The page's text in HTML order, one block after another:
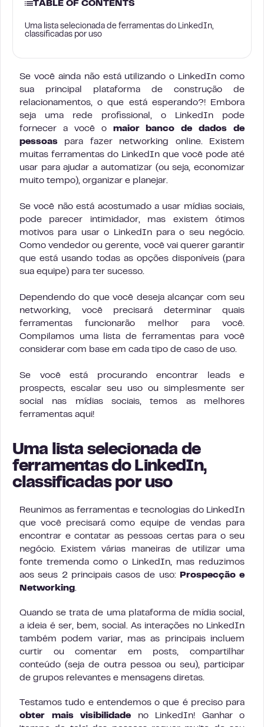
TABLE OF CONTENTS
Uma lista selecionada de ferramentas do LinkedIn,
classificadas por uso
Se você ainda não está utilizando o LinkedIn como
sua principal plataforma de construção de
relacionamentos, o que está esperando?! Embora
seja uma rede profissional, o LinkedIn pode
fornecer a você o maior banco de dados de
pessoas para fazer networking online. Existem
muitas ferramentas do LinkedIn que você pode até
usar para ajudar a automatizar (ou seja, economizar
muito tempo), organizar e planejar.
Se você não está acostumado a usar mídias sociais,
pode parecer intimidador, mas existem ótimos
motivos para usar o LinkedIn para o seu negócio.
Como vendedor ou gerente, você vai querer garantir
que está usando todas as opções disponíveis (para
sua equipe) para ter sucesso.
Dependendo do que você deseja alcançar com seu
networking, você precisará determinar quais
ferramentas funcionarão melhor para você.
Compilamos uma lista de ferramentas para você
considerar com base em cada tipo de caso de uso.
Se você está procurando encontrar leads e
prospects, escalar seu uso ou simplesmente ser
social nas mídias sociais, temos as melhores
ferramentas aqui!
Uma lista selecionada de
ferramentas do LinkedIn,
classificadas por uso
Reunimos as ferramentas e tecnologias do LinkedIn
que você precisará como equipe de vendas para
encontrar e contatar as pessoas certas para o seu
negócio. Existem várias maneiras de utilizar uma
fonte tremenda como o LinkedIn, mas reduzimos
aos seus 2 principais casos de uso:
Prospecção e
Networking.
Quando se trata de uma plataforma de mídia social,
a ideia é ser, bem, social. As interações no LinkedIn
também podem variar, mas as principais incluem
curtir ou comentar em posts, compartilhar
conteúdo (seja de outra pessoa ou seu), participar
de grupos relevantes e mensagens diretas.
Testamos tudo e entendemos o que é preciso para
obter mais visibilidade no LinkedIn! Ganhar o